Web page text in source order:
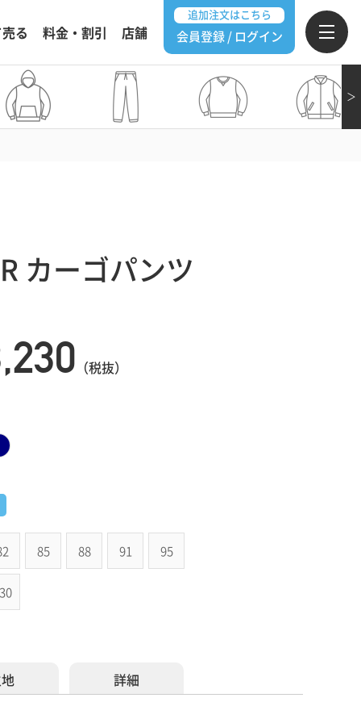
る 料金・割引 店舗
追加注文はこちら
会員登録 / ログイン
＞
カーゴパンツ
（税抜）
85 88 91 95
詳細